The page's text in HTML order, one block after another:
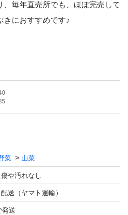
、毎年直売所でも、ほぼ完売して
きにおすすめです♪
と茎を短くカット(15cm程/ネコ
せていただきます。
に収穫して当日発送いたしま
菜 山菜
や汚れなし
送（ヤマト運輸）
発送